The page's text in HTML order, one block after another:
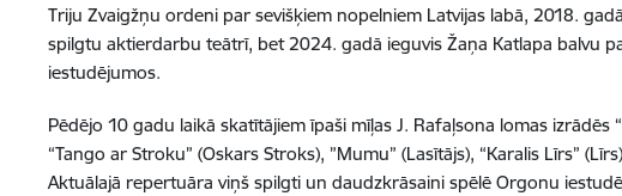
Triju Zvaigžņu ordeni par sevišķiem nopelniem Latvijas labā, 2018.
spilgtu aktierdarbu teātrī, bet 2024. gadā ieguvis Žaņa Katlapa balvu
iestudējumos.
Pēdējo 10 gadu laikā skatītājiem īpaši mīļas J. Rafaļsona lomas
“Tango ar Stroku” (Oskars Stroks), ”Mumu” (Lasītājs), “Karalis Līrs”
Aktuālajā repertuāra viņš spilgti un daudzkrāsaini spēlē Orgonu